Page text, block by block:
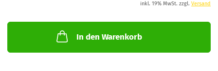
inkl. 19% MwSt. zzgl. Versand
In den Warenkorb